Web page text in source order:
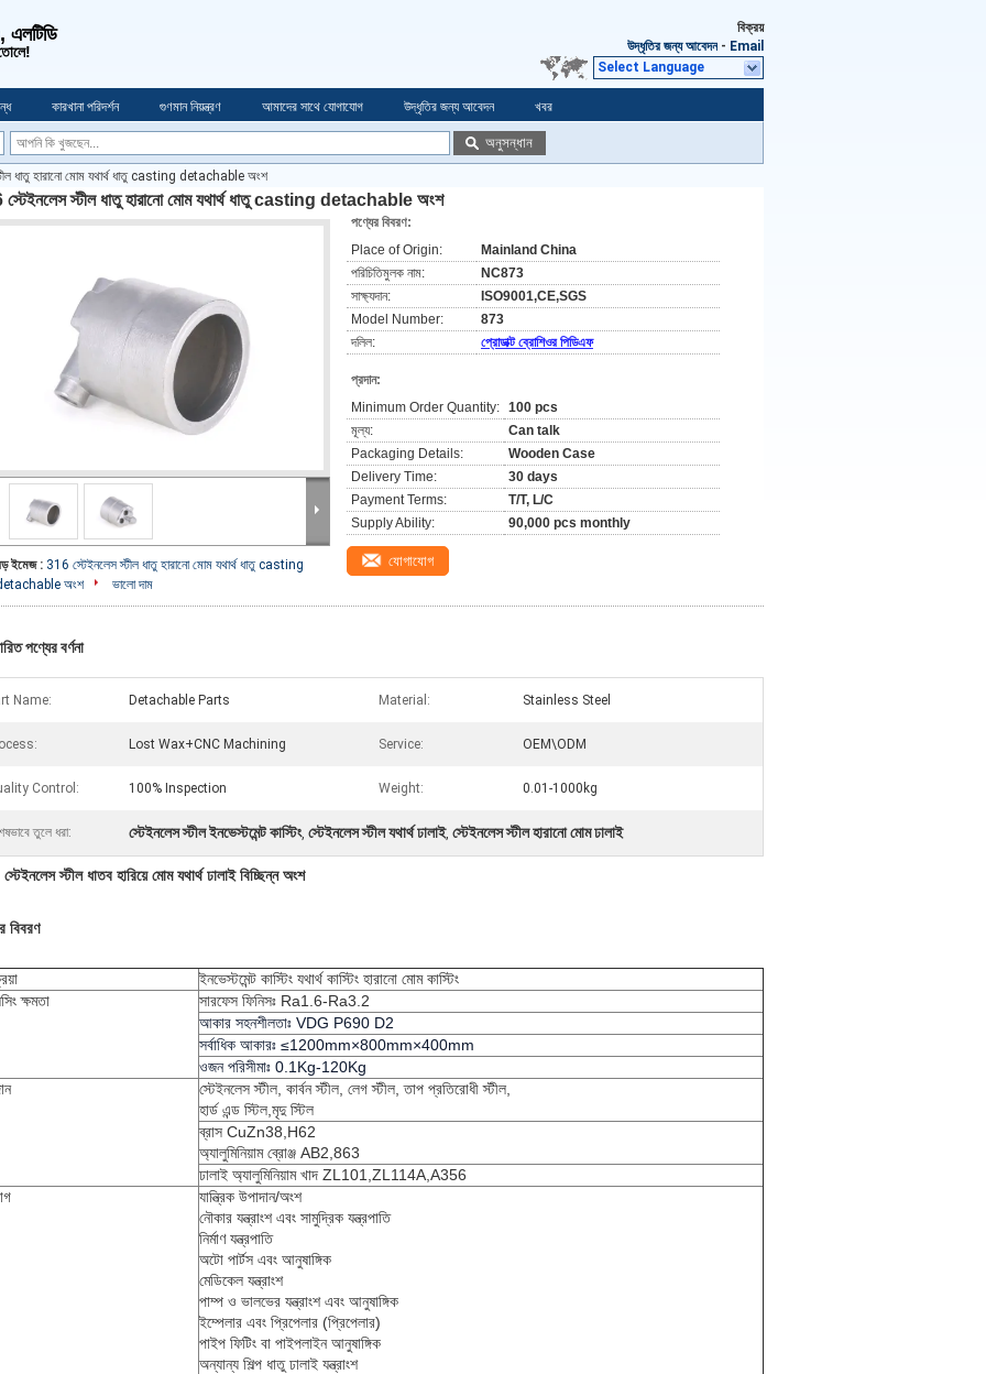
এলটিডি
বিক্রয়
উদ্ধৃতির জন্য আবেদন - Email
Select Language
কারখানা পরিদর্শন গুণমান নিয়ন্ত্রণ আমাদের সাথে যোগাযোগ উদ্ধৃতির জন্য আবেদন খবর
অনুসন্ধান
ধাতু হারানো মোম যথার্থ ধাতু casting detachable অংশ
স্টীল ধাতু হারানো মোম যথার্থ ধাতু casting detachable অংশ
ইমেজ : 316 স্টেইনলেস স্টীল ধাতু হারানো মোম যথার্থ ধাতু casting
অংশ
ভালো দাম
পণ্যের বিবরণ:
Place of Origin:
Mainland China
পরিচিতিমুলক নাম:
NC873
সাক্ষ্যদান:
ISO9001,CE,SGS
Model Number:
873
দলিল:
প্রোডাক্ট ব্রোশিওর পিডিএফ
প্রদান:
Minimum Order Quantity: 100 pcs
মূল্য:
Can talk
Packaging Details:
Wooden Case
Delivery Time:
30 days
Payment Terms:
T/T, L/C
Supply Ability:
90,000 pcs monthly
যোগাযোগ
পণ্যের বর্ণনা
Name: Detachable Parts Material: Stainless Steel
Lost Wax+CNC Machining Service: OEM\ODM
Control: 100% Inspection Weight: 0.01-1000kg
তুলে ধরা: স্টেইনলেস স্টীল ইনভেস্টমেন্ট কাস্টিং, স্টেইনলেস স্টীল যথার্থ ঢালাই, স্টেইনলেস স্টীল হারানো মোম ঢালাই
স্টীল ধাতব হারিয়ে মোম যথার্থ ঢালাই বিচ্ছিন্ন অংশ
বিবরণ
ইনভেস্টমেন্ট কাস্টিং যথার্থ কাস্টিং হারানো মোম কাস্টিং
ক্ষমতা
সারফেস ফিনিসঃ Ra1.6-Ra3.2
আকার সহনশীলতাঃ VDG P690 D2
সর্বাধিক আকারঃ ≤1200mm×800mm×400mm
ওজন পরিসীমাঃ 0.1Kg-120Kg
স্টেইনলেস স্টীল, কার্বন স্টীল, লেগ স্টীল, তাপ প্রতিরোধী স্টীল,
হার্ড এন্ড স্টিল,মৃদু স্টিল
ব্রাস CuZn38,H62
অ্যালুমিনিয়াম ব্রোঞ্জ AB2,863
ঢালাই অ্যালুমিনিয়াম খাদ ZL101,ZL114A,A356
যান্ত্রিক উপাদান/অংশ
নৌকার যন্ত্রাংশ এবং সামুদ্রিক যন্ত্রপাতি
নির্মাণ যন্ত্রপাতি
অটো পার্টস এবং আনুষাঙ্গিক
মেডিকেল যন্ত্রাংশ
পাম্প ও ভালভের যন্ত্রাংশ এবং আনুষাঙ্গিক
ইম্পেলার এবং প্রিপেলার (প্রিপেলার)
পাইপ ফিটিং বা পাইপলাইন আনুষাঙ্গিক
অন্যান্য শিল্প ধাতু ঢালাই যন্ত্রাংশ